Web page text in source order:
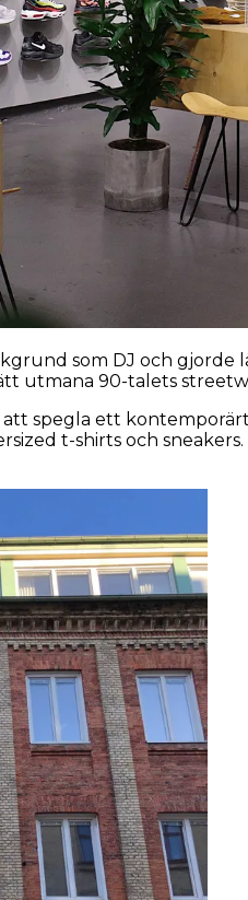
som DJ och
utmana 90-talets
att spegla ett
t-shirts och